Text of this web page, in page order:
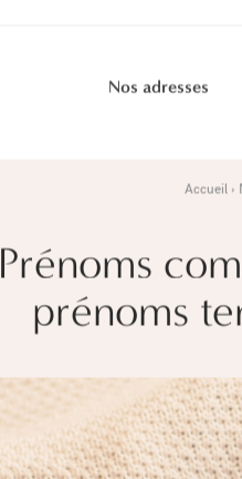
Nos adresses
Accueil
Prénoms
prénoms